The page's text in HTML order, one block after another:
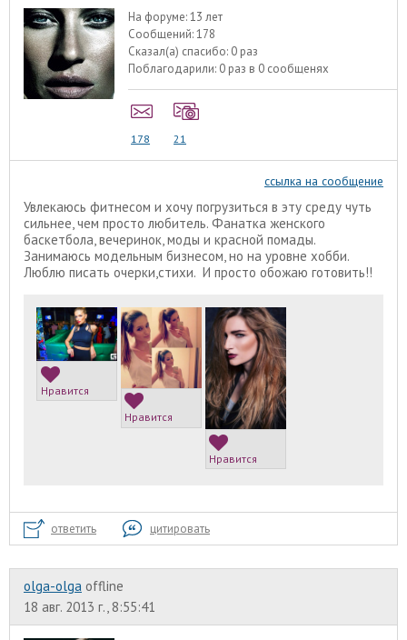
На форуме:13 лет
Сообщений:178
Сказал(а) спасибо: 0 раз
Поблагодарили: 0 раз в 0 сообщенях
178 21
ссылка на сообщение
Увлекаюсь фитнесом и хочу погрузиться в эту среду чуть
сильнее, чем просто любитель. Фанатка женского
баскетбола, вечеринок, моды и красной помады.
Занимаюсь модельным бизнесом, но на уровне хобби.
Люблю писать очерки,стихи. И просто обожаю готовить!!
Нравится
Нравится
Нравится
ответить цитировать
olga-olga offline
18 авг. 2013 г., 8:55:41